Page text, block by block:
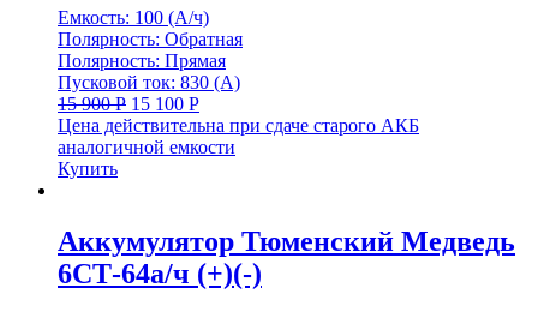
Емкость: 100 (А/ч)
Полярность: Обратная
Полярность: Прямая
Пусковой ток: 830 (А)
15 900Р 15 100 Р
Цена действительна при сдаче старого АКБ
аналогичной емкости
Купить
Аккумулятор Тюменский Медведь
6СТ-64а/ч (+)(-)